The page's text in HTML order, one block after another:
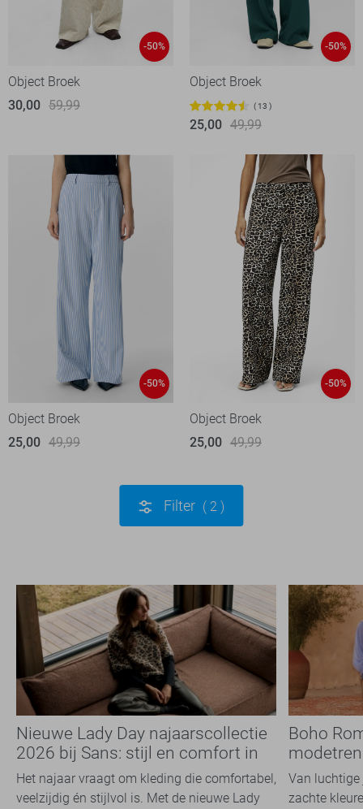
-50%
Object Broek
30,00 59,99
-50%
Object Broek
13
25,00 49,99
-50%
Object Broek
25,00 49,99
-50%
Object Broek
25,00 49,99
Filter 2
Nieuwe Lady Day najaarscollectie
2026 bij Sans: stijl en comfort in
travelkwaliteit
Het najaar vraagt om kleding die comfortabel,
veelzijdig én stijlvol is. Met de nieuwe Lady
Boho
overal
Van luchtige
zachte